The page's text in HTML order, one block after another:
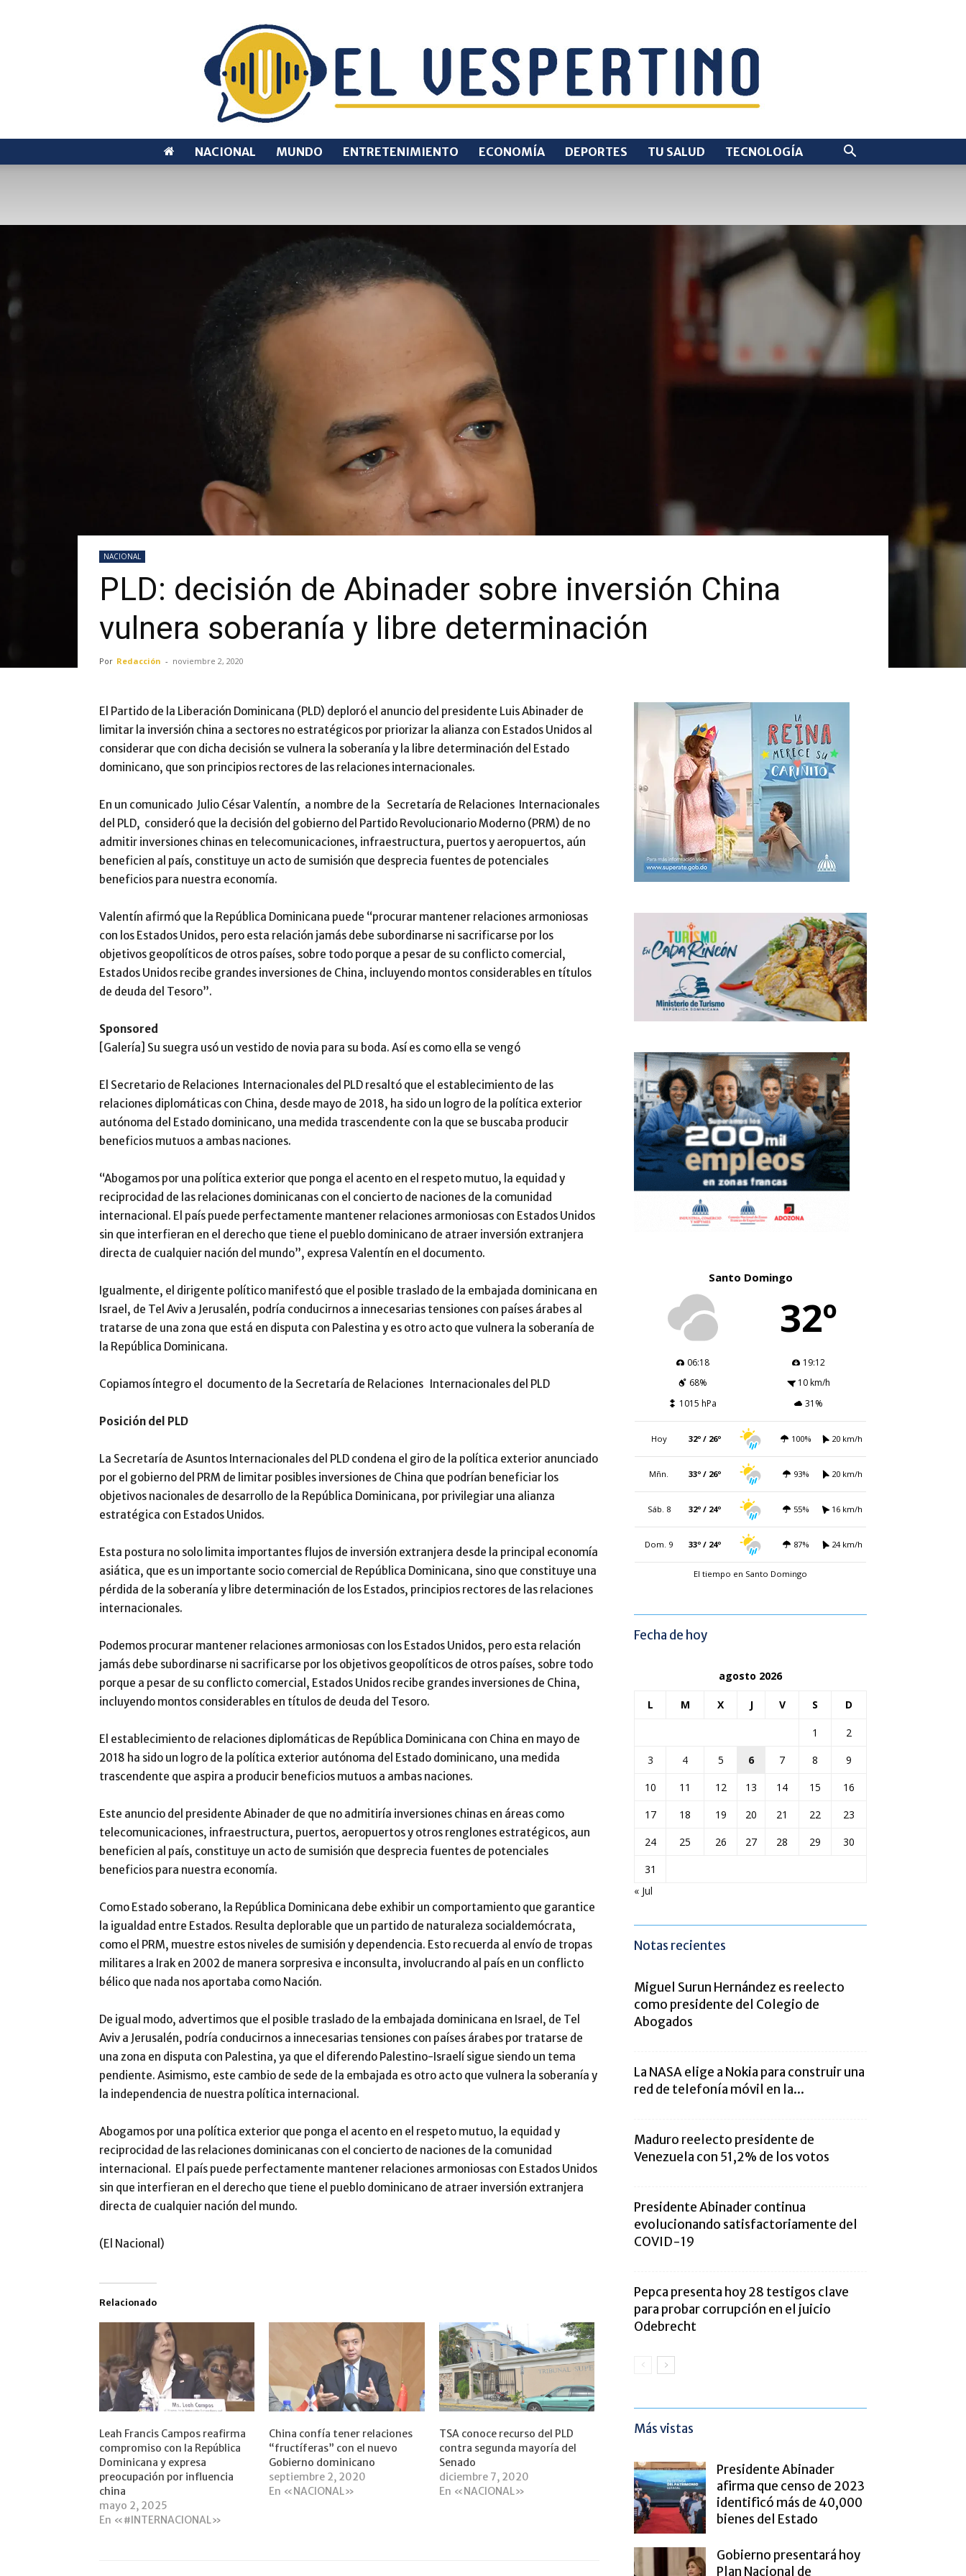
NACIONAL MUNDO ENTRETENIMIENTO ECONOMÍA DEPORTES TU SALUD TECNOLOGÍA
NACIONAL
PLD: decisión de Abinader sobre inversión China
vulnera soberanía y libre determinación
Por Redacción - noviembre 2, 2020
El Partido de la Liberación Dominicana (PLD) deploró el anuncio del presidente Luis Abinader de
limitar la inversión china a sectores no estratégicos por priorizar la alianza con Estados Unidos al
considerar que con dicha decisión se vulnera la soberanía y la libre determinación del Estado
dominicano, que son principios rectores de las relaciones internacionales.
En un comunicado Julio César Valentín, a nombre de la Secretaría de Relaciones Internacionales
del PLD, consideró que la decisión del gobierno del Partido Revolucionario Moderno (PRM) de no
admitir inversiones chinas en telecomunicaciones, infraestructura, puertos y aeropuertos, aún
beneficien al país, constituye un acto de sumisión que desprecia fuentes de potenciales
beneficios para nuestra economía.
Valentín afirmó que la República Dominicana puede “procurar mantener relaciones armoniosas
con los Estados Unidos, pero esta relación jamás debe subordinarse ni sacrificarse por los
objetivos geopolíticos de otros países, sobre todo porque a pesar de su conflicto comercial,
Estados Unidos recibe grandes inversiones de China, incluyendo montos considerables en títulos
de deuda del Tesoro”.
Sponsored
[Galería] Su suegra usó un vestido de novia para su boda. Así es como ella se vengó
El Secretario de Relaciones Internacionales del PLD resaltó que el establecimiento de las
relaciones diplomáticas con China, desde mayo de 2018, ha sido un logro de la política exterior
autónoma del Estado dominicano, una medida trascendente con la que se buscaba producir
beneficios mutuos a ambas naciones.
“Abogamos por una política exterior que ponga el acento en el respeto mutuo, la equidad y
reciprocidad de las relaciones dominicanas con el concierto de naciones de la comunidad
internacional. El país puede perfectamente mantener relaciones armoniosas con Estados Unidos
sin que interfieran en el derecho que tiene el pueblo dominicano de atraer inversión extranjera
directa de cualquier nación del mundo”, expresa Valentín en el documento.
Igualmente, el dirigente político manifestó que el posible traslado de la embajada dominicana en
Israel, de Tel Aviv a Jerusalén, podría conducirnos a innecesarias tensiones con países árabes al
tratarse de una zona que está en disputa con Palestina y es otro acto que vulnera la soberanía de
la República Dominicana.
Copiamos íntegro el documento de la Secretaría de Relaciones Internacionales del PLD
Posición del PLD
La Secretaría de Asuntos Internacionales del PLD condena el giro de la política exterior anunciado
por el gobierno del PRM de limitar posibles inversiones de China que podrían beneficiar los
objetivos nacionales de desarrollo de la República Dominicana, por privilegiar una alianza
estratégica con Estados Unidos.
Esta postura no solo limita importantes flujos de inversión extranjera desde la principal economía
asiática, que es un importante socio comercial de República Dominicana, sino que constituye una
pérdida de la soberanía y libre determinación de los Estados, principios rectores de las relaciones
internacionales.
Podemos procurar mantener relaciones armoniosas con los Estados Unidos, pero esta relación
jamás debe subordinarse ni sacrificarse por los objetivos geopolíticos de otros países, sobre todo
porque a pesar de su conflicto comercial, Estados Unidos recibe grandes inversiones de China,
incluyendo montos considerables en títulos de deuda del Tesoro.
El establecimiento de relaciones diplomáticas de República Dominicana con China en mayo de
2018 ha sido un logro de la política exterior autónoma del Estado dominicano, una medida
trascendente que aspira a producir beneficios mutuos a ambas naciones.
Este anuncio del presidente Abinader de que no admitiría inversiones chinas en áreas como
telecomunicaciones, infraestructura, puertos, aeropuertos y otros renglones estratégicos, aun
beneficien al país, constituye un acto de sumisión que desprecia fuentes de potenciales
beneficios para nuestra economía.
Como Estado soberano, la República Dominicana debe exhibir un comportamiento que garantice
la igualdad entre Estados. Resulta deplorable que un partido de naturaleza socialdemócrata,
como el PRM, muestre estos niveles de sumisión y dependencia. Esto recuerda al envío de tropas
militares a Irak en 2002 de manera sorpresiva e inconsulta, involucrando al país en un conflicto
bélico que nada nos aportaba como Nación.
De igual modo, advertimos que el posible traslado de la embajada dominicana en Israel, de Tel
Aviv a Jerusalén, podría conducirnos a innecesarias tensiones con países árabes por tratarse de
una zona en disputa con Palestina, ya que el diferendo Palestino-Israelí sigue siendo un tema
pendiente. Asimismo, este cambio de sede de la embajada es otro acto que vulnera la soberanía y
la independencia de nuestra política internacional.
Abogamos por una política exterior que ponga el acento en el respeto mutuo, la equidad y
reciprocidad de las relaciones dominicanas con el concierto de naciones de la comunidad
internacional. El país puede perfectamente mantener relaciones armoniosas con Estados Unidos
sin que interfieran en el derecho que tiene el pueblo dominicano de atraer inversión extranjera
directa de cualquier nación del mundo.
(El Nacional)
Relacionado
Leah Francis Campos reafirma
compromiso con la República
Dominicana y expresa
preocupación por influencia
china
mayo 2, 2025
En «#INTERNACIONAL»
China confía tener relaciones
“fructíferas” con el nuevo
Gobierno dominicano
septiembre 2, 2020
En «NACIONAL»
TSA conoce recurso del PLD
contra segunda mayoría del
Senado
diciembre 7, 2020
En «NACIONAL»
Santo Domingo
32º
06:18
19:12
68%
10 km/h
1015 hPa
31%
Hoy 32º / 26º 100% 20 km/h
Mñn. 33º / 26º 93% 20 km/h
Sáb. 8 32º / 24º 55% 16 km/h
Dom. 9 33º / 24º 87% 24 km/h
El tiempo en Santo Domingo
Fecha de hoy
agosto 2026
L M X J V S D
1
2
3
4 5 6 7 8
9
10
11 12 13 14 15
16
17
18 19 20 21 22
23
24
25 26 27 28 29
30
31
« Jul
Notas recientes
Miguel Surun Hernández es reelecto
como presidente del Colegio de
Abogados
La NASA elige a Nokia para construir una
red de telefonía móvil en la...
Maduro reelecto presidente de
Venezuela con 51,2% de los votos
Presidente Abinader continua
evolucionando satisfactoriamente del
COVID-19
Pepca presenta hoy 28 testigos clave
para probar corrupción en el juicio
Odebrecht
Más vistas
Presidente Abinader
afirma que censo de 2023
identificó más de 40,000
bienes del Estado
Gobierno presentará hoy
Plan Nacional de